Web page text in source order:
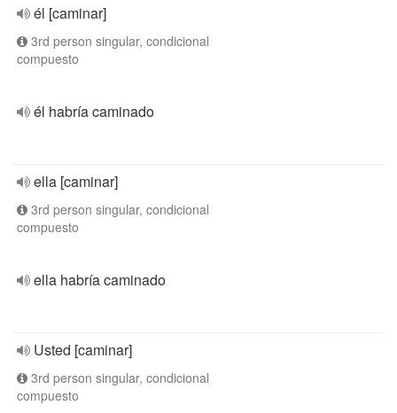
él [caminar]
3rd person singular, condicional
compuesto
él habría caminado
ella [caminar]
3rd person singular, condicional
compuesto
ella habría caminado
Usted [caminar]
3rd person singular, condicional
compuesto